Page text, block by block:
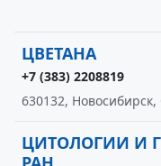
ЦВЕТАНА
+7 (383) 2208819
630132,
ЦИТОЛОГИИ И